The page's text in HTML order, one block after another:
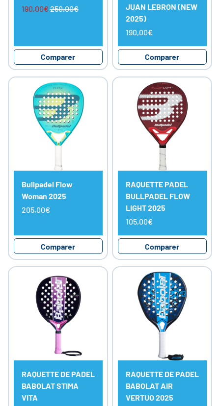
190,00€250,00€
Comparer
JUAN LEBRON (NEW
2025)
190,00€
Comparer
Bullpadel Flow
Woman 2025
205,00€
Comparer
RAQUETTE PADEL
BULLPADEL FLOW
LIGHT 2025
105,00€
Comparer
RAQUETTE DE PADEL
BABOLAT STIMA
VITA
RAQUETTE DE PADEL
BABOLAT AIR
VERTUO 2025